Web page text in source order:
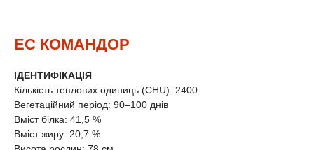
ЕС КОМАНДОР
ІДЕНТИФІКАЦІЯ
Кількість теплових одиниць (CHU): 2400
Вегетаційний період: 90–100 днів
Вміст білка: 41,5 %
Вміст жиру: 20,7 %